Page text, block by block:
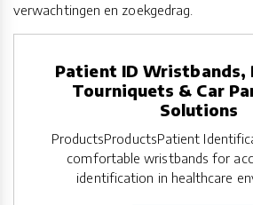
verwachtingen en zoekgedrag.
Patient ID Wristbands,
Tourniquets & Car
Solutions
ProductsProductsPatient
comfortable wristbands for
identification in healthcare